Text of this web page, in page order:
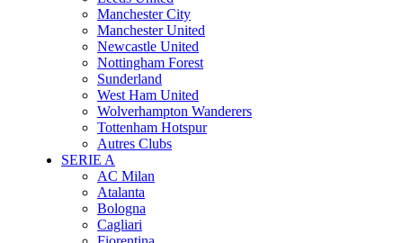
Manchester City
Manchester United
Newcastle United
Nottingham Forest
Sunderland
West Ham United
Wolverhampton Wanderers
Tottenham Hotspur
Autres Clubs
SERIE A
AC Milan
Atalanta
Bologna
Cagliari